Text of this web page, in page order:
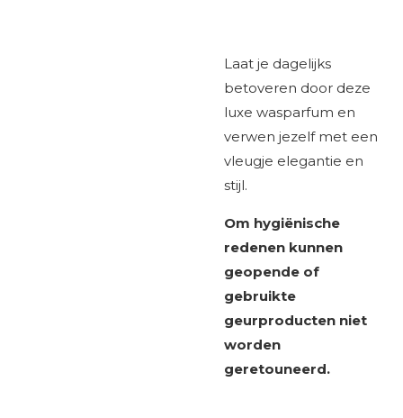
Laat je dagelijks
betoveren door deze
luxe wasparfum en
verwen jezelf met een
vleugje elegantie en
stijl.
Om hygiënische
redenen kunnen
geopende of
gebruikte
geurproducten niet
worden
geretouneerd.